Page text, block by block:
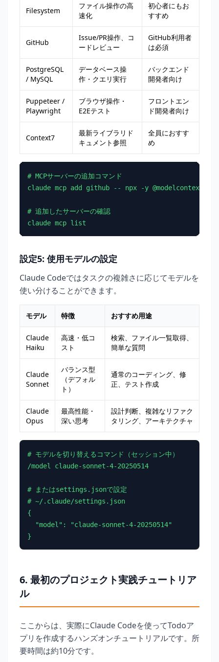
Filesystem
ファイル操作の高
速化
初心者にもお
すすめ
GitHub
Issue/PR操作、コ
ードレビュー
GitHub利用者
は必須
PostgreSQL
/ MySQL
データベース操
作・クエリ実行
バックエンド
開発者向け
Puppeteer /
Playwright
ブラウザ操作・
E2Eテスト
フロントエン
ド開発者向け
Context7
最新ライブラリド
キュメント参照
全員におすす
め
# MCPサーバーの追加コマンド
claude mcp add github -- npx -y
# 追加したサーバーの確認
claude mcp list
設定5: 使用モデルの設定
Claude Codeではタスクの複雑さに応じてモデルを
使い分けることができます。
モデル 特徴 おすすめ用途
Claude
Haiku
高速・低コ
スト
検索、ファイル一覧取得、
簡単な質問
Claude
Sonnet
バランス型
（デフォル
ト）
通常のコーディング、修
正、テスト作成
Claude
Opus
最高性能・
深い思考
設計判断、複雑なリファク
タリング、アーキテクチャ
# モデルを切り替えるコマンド（セッション中）
/model claude-sonnet-4-20250514
# またはsettings.jsonで設定
# ~/.claude/settings.json
{
  "model": "claude-sonnet-4-20250514"
}
6. 最初のプロジェクト実践チュートリア
ル
ここからは、実際にClaude Codeを使ってTodoア
プリを作成するハンズオンチュートリアルです。所
要時間は約10分です。